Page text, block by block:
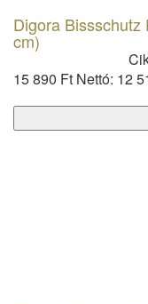
Digora
cm)
15 890 Ft Nettó: 12